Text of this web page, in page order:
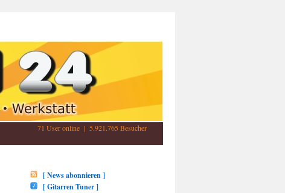
71 User online | 5.921.765 Besucher
[ News abonnieren ]
[ Gitarren Tuner ]